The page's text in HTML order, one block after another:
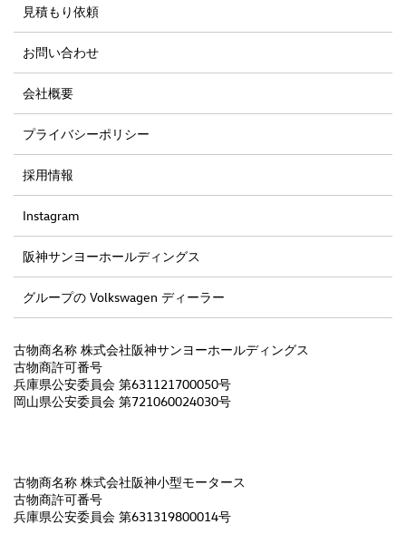
見積もり依頼
お問い合わせ
会社概要
プライバシーポリシー
採用情報
Instagram
阪神サンヨーホールディングス
グループの Volkswagen ディーラー
古物商名称 株式会社阪神サンヨーホールディングス
古物商許可番号
兵庫県公安委員会 第631121700050号
岡山県公安委員会 第721060024030号
古物商名称 株式会社阪神小型モータース
古物商許可番号
兵庫県公安委員会 第631319800014号